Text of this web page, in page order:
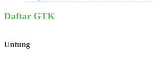
Daftar GTK
Untung